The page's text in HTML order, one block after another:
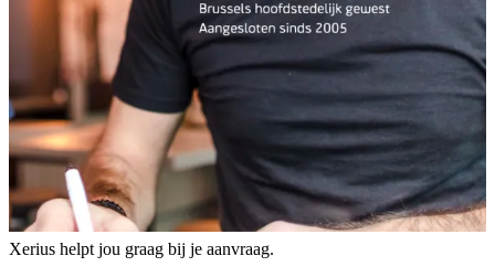
Xerius helpt jou graag bij je aanvraag.